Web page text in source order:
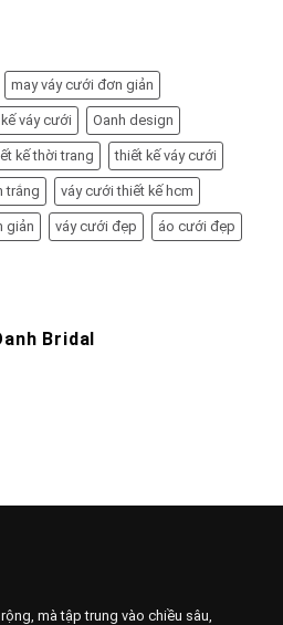
may váy cưới đơn giản
váy cưới Oanh design
kế thời trang thiết kế váy cưới
trắng váy cưới thiết kế hcm
giản váy cưới đẹp áo cưới đẹp
Bridal
mà tập trung vào chiều sâu,